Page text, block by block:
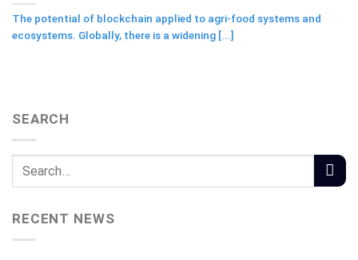
The potential of blockchain applied to agri-food systems and
ecosystems. Globally, there is a widening [...]
SEARCH
RECENT NEWS